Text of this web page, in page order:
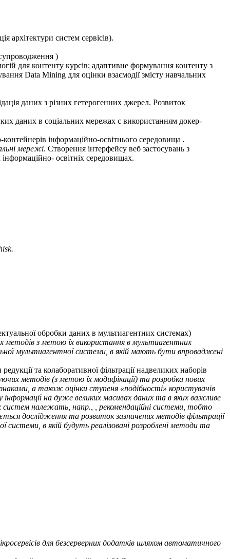
архітектури систем сервісів).
супроводження )
для контенту курсів; адаптивне формування контенту з
Data Mining для оцінки взаємодії змісту навчальних
даних з різних гетерогенних джерел. Розвиток
даних в соціальних мережах с використанням докер-
контейнерів інформаційно-освітнього середовища .
мережі. Створення інтерфейсу веб застосувань з
освітніх середовищах.
обробки даних в мультиагентних системах)
з метою їх використання в мультиагентних
мультиагентної системи, в якій мають бути впроваджені
та колаборативної фільтрації надвеликих наборів
методів (з метою їх модифікації) та розробка нових
а також оцінки ступеня «подібності» користувачів
інформації на дуже великих масивах даних та в яких важливе
систем належать, напр., , рекомендаційні системи, тобто
дослідження та розвиток зазначених методів фільтрації
в якій будуть реалізовані розроблені методи та
для безсерверних додатків шляхом автоматичного